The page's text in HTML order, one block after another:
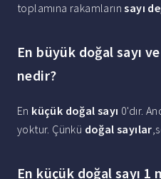
toplamına rakamlarınsayı
En büyük doğal sayı
nedir?
En küçük doğal sayı 0'dır.
yoktur. Çünkü doğal sayılar
En küçük doğal sayı 1